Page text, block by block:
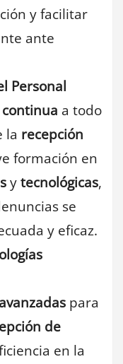
y facilitar
ante
Personal
a todo
la recepción
formación en
ytecnológicas,
se
y eficaz.
para
de
en la